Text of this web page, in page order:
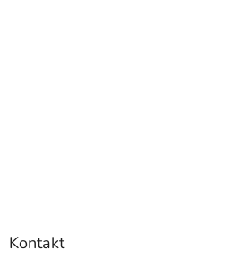
Kontakt